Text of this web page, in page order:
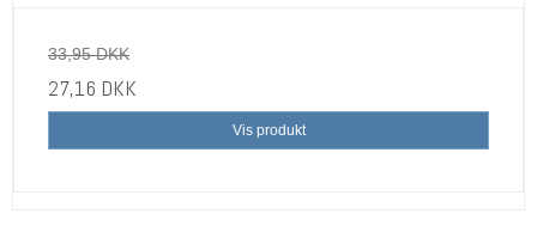
33,95 DKK
27,16 DKK
Vis produkt